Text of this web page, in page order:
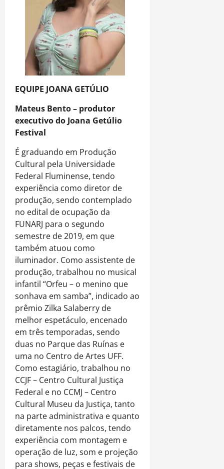
EQUIPE JOANA GETÚLIO
Mateus Bento – produtor
executivo do Joana Getúlio
Festival
É graduando em Produção
Cultural pela Universidade
Federal Fluminense, tendo
experiência como diretor de
produção, sendo contemplado
no edital de ocupação da
FUNARJ para o segundo
semestre de 2019, em que
também atuou como
iluminador. Como assistente de
produção, trabalhou no musical
infantil “Orfeu – o menino que
sonhava em samba”, indicado ao
prêmio Zilka Salaberry de
melhor espetáculo, encenado
em três temporadas, sendo
duas no Parque das Ruínas e
uma no Centro de Artes UFF.
Como estagiário, trabalhou no
CCJF – Centro Cultural Justiça
Federal e no CCMJ – Centro
Cultural Museu da Justiça, tanto
na parte administrativa e quanto
diretamente nos palcos, tendo
experiência com montagem e
operação de luz, som e projeção
para shows, peças e festivais de